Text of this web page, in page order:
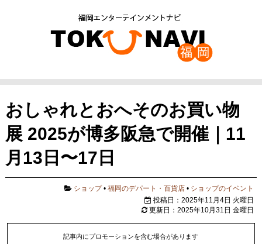
おしゃれとおへそのお買い物
展 2025が博多阪急で開催｜11
月13日〜17日
ショップ•福岡のデパート・百貨店 • ショップのイベント
投稿日：2025年11月4日 火曜日
更新日：2025年10月31日 金曜日
記事内にプロモーションを含む場合があります